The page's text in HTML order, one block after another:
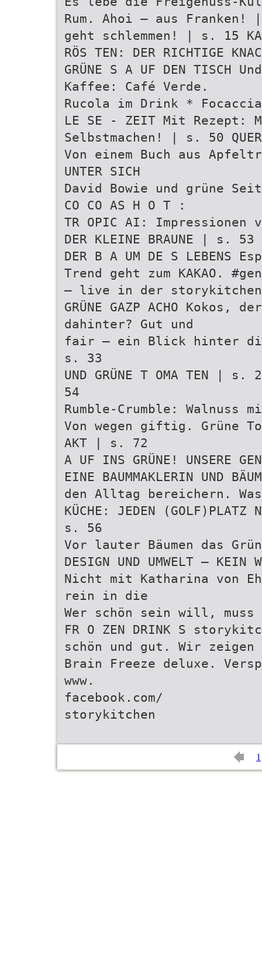
Rum. Ahoi – aus Franken!
geht schlemmen! | s. 15
RÖS TEN: DER RICHTIGE
GRÜNE S A UF DEN TISCH
Kaffee: Café Verde.
Rucola im Drink *
LE SE - ZEIT Mit Rezept:
Selbstmachen! | s. 50
Von einem Buch aus
UNTER SICH
David Bowie und grüne
CO CO AS H O T :
TR OPIC AI: Impressionen
DER KLEINE BRAUNE | s. 53
DER B A UM DE S LEBENS
Trend geht zum KAKAO.
– live in der
GRÜNE GAZP ACHO
dahinter? Gut und
fair – ein Blick hinter
s. 33
UND GRÜNE T OMA TEN | s.
54
Rumble-Crumble: Walnuss
Von wegen giftig. Grüne
AKT | s. 72
A UF INS GRÜNE! UNSERE
EINE BAUMMAKLERIN UND
den Alltag bereichern.
KÜCHE: JEDEN
s. 56
Vor lauter Bäumen das
DESIGN UND UMWELT – KEIN
Nicht mit Katharina von
rein in die
Wer schön sein will,
FR O ZEN DRINK S
schön und gut. Wir
Brain Freeze deluxe.
www.
facebook.com/
storykitchen
1